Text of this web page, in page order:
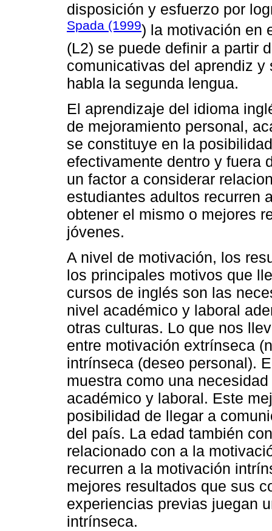
disposición y esfuerzo por
Spada (1999) la motivación en
(L2) se puede definir a partir
comunicativas del aprendiz
habla la segunda lengua.
El aprendizaje del idioma
de mejoramiento personal,
se constituye en la
efectivamente dentro y fuera
un factor a considerar
estudiantes adultos recurren
obtener el mismo o mejores
jóvenes.
A nivel de motivación, los
los principales motivos que
cursos de inglés son las
nivel académico y laboral
otras culturas. Lo que nos
entre motivación extrínseca
intrínseca (deseo personal).
muestra como una
académico y laboral. Este
posibilidad de llegar a
del país. La edad también
relacionado con a la
recurren a la motivación
mejores resultados que sus
experiencias previas juegan
intrínseca.